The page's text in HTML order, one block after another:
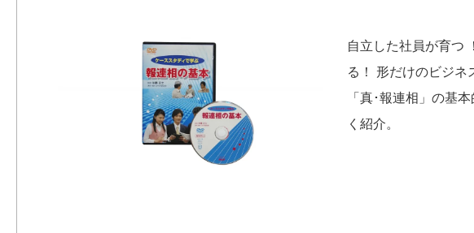
自立した社員が育つ
る！ 形だけのビジネ
「真･報連相」の基
く紹介。